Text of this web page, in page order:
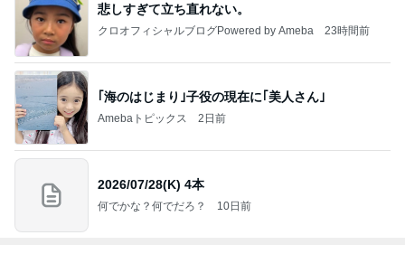
悲しすぎて立ち直れない。
クロオフィシャルブログPowered by Ameba 23時間前
｢海のはじまり｣子役の現在に｢美人さん｣
Amebaトピックス 2日前
2026/07/28(K) 4本
何でかな？何でだろ？ 10日前